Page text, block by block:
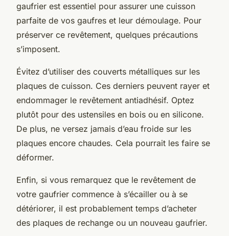
gaufrier est essentiel pour assurer une cuisson
parfaite de vos gaufres et leur démoulage. Pour
préserver ce revêtement, quelques précautions
s’imposent.
Évitez d’utiliser des couverts métalliques sur les
plaques de cuisson. Ces derniers peuvent rayer et
endommager le revêtement antiadhésif. Optez
plutôt pour des ustensiles en bois ou en silicone.
De plus, ne versez jamais d’eau froide sur les
plaques encore chaudes. Cela pourrait les faire se
déformer.
Enfin, si vous remarquez que le revêtement de
votre gaufrier commence à s’écailler ou à se
détériorer, il est probablement temps d’acheter
des plaques de rechange ou un nouveau gaufrier.